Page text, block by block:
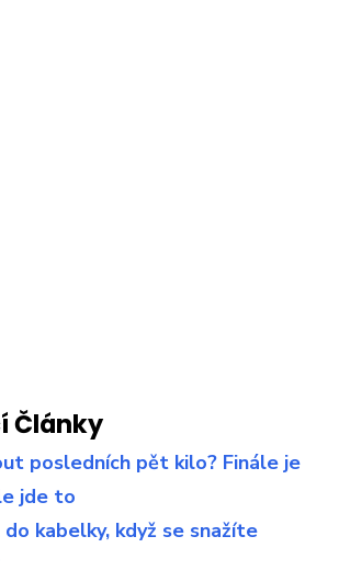
Články
posledních pět kilo? Finále je
jde to
kabelky, když se snažíte